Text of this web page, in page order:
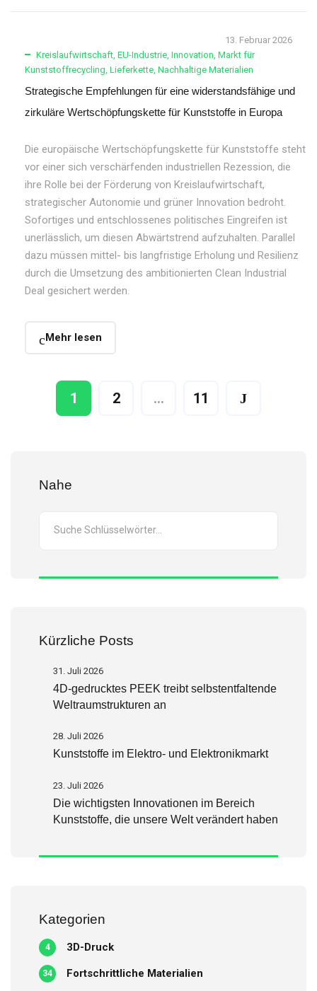
13. Februar 2026
Kreislaufwirtschaft, EU-Industrie, Innovation, Markt für
Kunststoffrecycling, Lieferkette, Nachhaltige Materialien
Strategische Empfehlungen für eine widerstandsfähige und
zirkuläre Wertschöpfungskette für Kunststoffe in Europa
Die europäische Wertschöpfungskette für Kunststoffe steht
vor einer sich verschärfenden industriellen Rezession, die
ihre Rolle bei der Förderung von Kreislaufwirtschaft,
strategischer Autonomie und grüner Innovation bedroht.
Sofortiges und entschlossenes politisches Eingreifen ist
unerlässlich, um diesen Abwärtstrend aufzuhalten. Parallel
dazu müssen mittel- bis langfristige Erholung und Resilienz
durch die Umsetzung des ambitionierten Clean Industrial
Deal gesichert werden.
Mehr lesen
1 2 … 11
Nahe
Kürzliche Posts
31. Juli 2026
4D-gedrucktes PEEK treibt selbstentfaltende
Weltraumstrukturen an
28. Juli 2026
Kunststoffe im Elektro- und Elektronikmarkt
23. Juli 2026
Die wichtigsten Innovationen im Bereich
Kunststoffe, die unsere Welt verändert haben
Kategorien
3D-Druck
4
Fortschrittliche Materialien
34